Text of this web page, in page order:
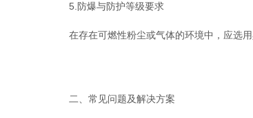
5.防爆与防护等级要求
在存在可燃性粉尘或气体的环境中，应选用
二、常见问题及解决方案